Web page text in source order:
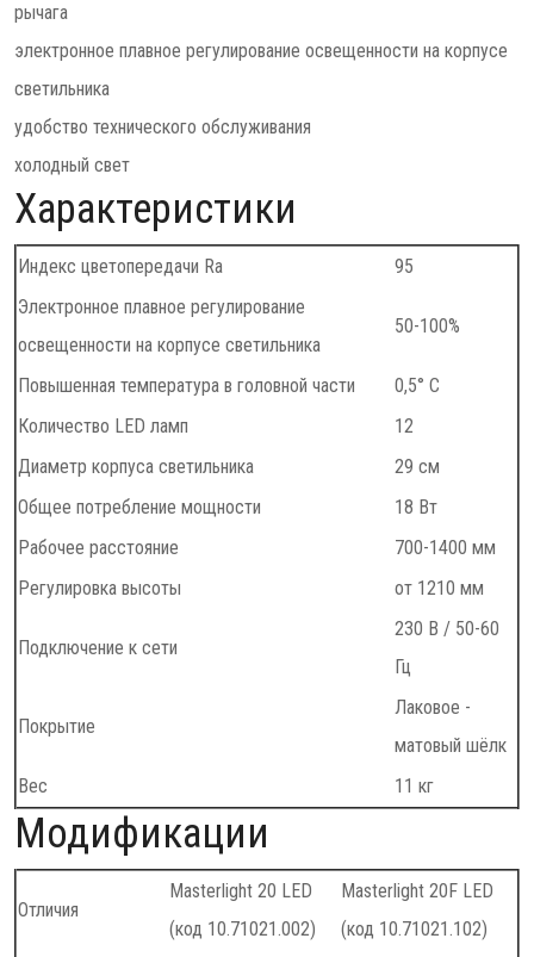
рычага
электронное плавное регулирование освещенности на корпусе
светильника
удобство технического обслуживания
холодный свет
Характеристики
Индекс цветопередачи Ra
95
Электронное плавное регулирование
освещенности на корпусе светильника
50-100%
Повышенная температура в головной части
0,5° C
Количество LED ламп
12
Диаметр корпуса светильника
29 см
Общее потребление мощности
18 Вт
Рабочее расстояние
700-1400 мм
Регулировка высоты
от 1210 мм
Подключение к сети
230 В / 50-60
Гц
Покрытие
Лаковое -
матовый шёлк
Вес
11 кг
Модификации
Отличия
Masterlight 20 LED
(код 10.71021.002)
Masterlight 20F LED
(код 10.71021.102)